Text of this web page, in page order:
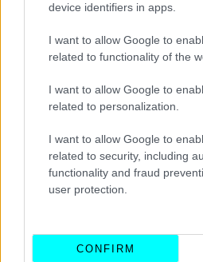
device identifiers in apps.
I want to allow Google to
related to functionality of the
I want to allow Google to
related to personalization.
I want to allow Google to
related to security, including
functionality and fraud
user protection.
CONFIRM
Στις 18 Φεβρουαρίου έρχεται το
Lewis Hamilton και George